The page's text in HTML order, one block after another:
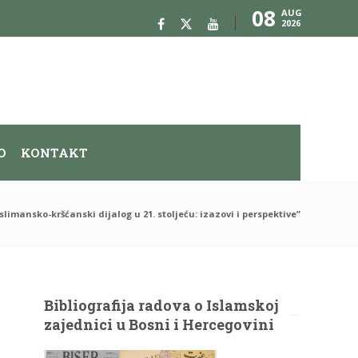
08 AUG
2026
KONTAKT
kršćanski dijalog u 21. stoljeću: izazovi i perspektive”
Bibliografija radova o Islamskoj
zajednici u Bosni i Hercegovini